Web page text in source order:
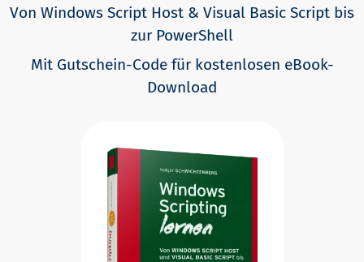
Von Windows Script Host & Visual Basic Script bis
zur PowerShell
Mit Gutschein-Code für kostenlosen eBook-
Download